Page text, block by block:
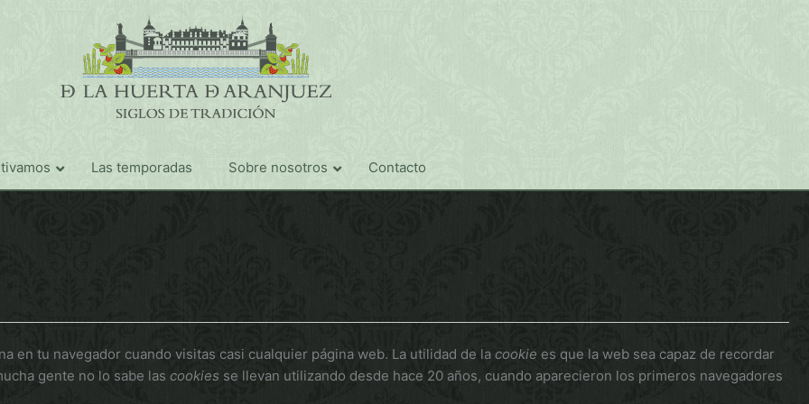
Las temporadas Sobre nosotros Contacto
en tu navegador cuando visitas casi cualquier página web. La utilidad de la cookie es que la web sea capaz de recordar
gente no lo sabe las cookies se llevan utilizando desde hace 20 años, cuando aparecieron los primeros navegadores